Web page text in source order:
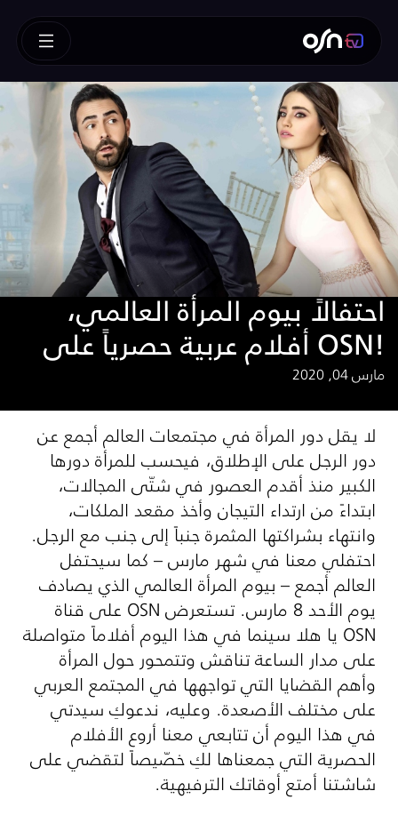
احتفالاً بيوم المرأة العالمي،
أفلام عربية حصرياً على OSN!
مارس 04, 2020
لا يقل دور المرأة في مجتمعات العالم أجمع عن
دور الرجل على الإطلاق، فيحسب للمرأة دورها
الكبير منذ أقدم العصور في شتّى المجالات،
ابتداءً من ارتداء التيجان وأخذ مقعد الملكات،
وانتهاء بشراكتها المثمرة جنباً إلى جنب مع الرجل.
احتفلي معنا في شهر مارس – كما سيحتفل
العالم أجمع – بيوم المرأة العالمي الذي يصادف
يوم الأحد 8 مارس. تستعرض OSN على قناة
OSN يا هلا سينما في هذا اليوم أفلاماً متواصلة
على مدار الساعة تناقش وتتمحور حول المرأة
وأهم القضايا التي تواجهها في المجتمع العربي
على مختلف الأصعدة. وعليه، ندعوكِ سيدتي
في هذا اليوم أن تتابعي معنا أروع الأفلام
الحصرية التي جمعناها لكِ خصّيصاً لتقضي على
شاشتنا أمتع أوقاتك الترفيهية.